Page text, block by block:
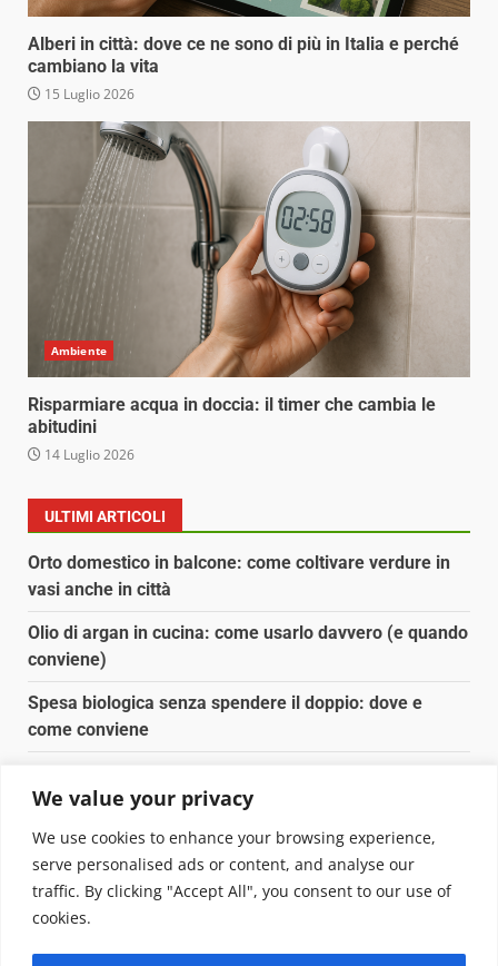
We value your privacy
We use cookies to enhance your browsing experience,
serve personalised ads or content, and analyse our
traffic. By clicking "Accept All", you consent to our use of
cookies.
Alberi in città: dove ce ne sono di più in Italia e perché
cambiano la vita
15 Luglio 2026
Ambiente
Risparmiare acqua in doccia: il timer che cambia le
abitudini
14 Luglio 2026
ULTIMI ARTICOLI
Orto domestico in balcone: come coltivare verdure in
vasi anche in città
Olio di argan in cucina: come usarlo davvero (e quando
conviene)
Spesa biologica senza spendere il doppio: dove e
come conviene
concrete
Orto domestico per principianti: cosa coltivare in 2 mq
Copyright © 2025 Biopianeta.it proprietà di Jws Media